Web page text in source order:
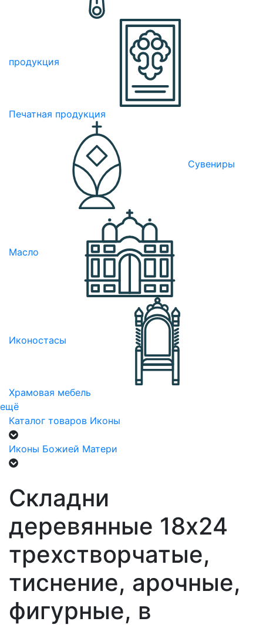
продукция
Печатная продукция
Сувениры
Масло
Иконостасы
Храмовая мебель
ещё
Каталог товаров Иконы
Иконы Божией Матери
Складни
деревянные 18х24
трехстворчатые,
тиснение, арочные,
фигурные, в